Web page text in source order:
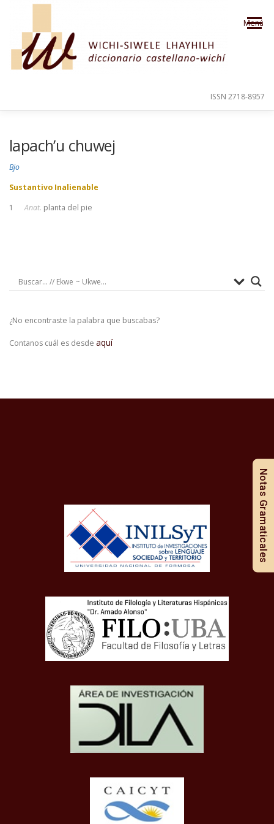
Saltar al contenido
Menú
ISSN 2718-8957
lapach’u chuwej
Bjo
Sustantivo Inalienable
1Anat. planta del pie
¿No encontraste la palabra que buscabas?
Contanos cuál es desde aquí
Notas Gramaticales